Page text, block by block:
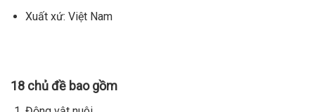
Xuất xứ: Việt Nam
18 chủ đề bao gồm